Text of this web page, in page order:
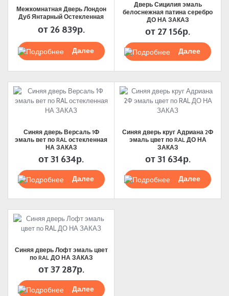
Межкомнатная Дверь Лондон
Дуб Янтарный Остекленная
от 26 839р.
Подробнее
Дверь Сицилия эмаль
белоснежная патина серебро
ДО НА ЗАКАЗ
от 27 156р.
Подробнее
Синяя дверь Версаль 1Ф
эмаль вет по RAL остекленная
НА ЗАКАЗ
от31 634р.
Подробнее
Синяя дверь круг Адриана 2Ф
эмаль цвет по RAL ДО НА
ЗАКАЗ
от31 634р.
Подробнее
Синяя дверь Лофт эмаль цвет
по RAL ДО НА ЗАКАЗ
от37 287р.
Подробнее